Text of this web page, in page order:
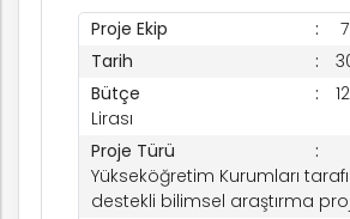
Proje Ekip
Tarih
Bütçe
Lirası
Proje Türü
Yükseköğretim Kurumları
destekli bilimsel araştırma